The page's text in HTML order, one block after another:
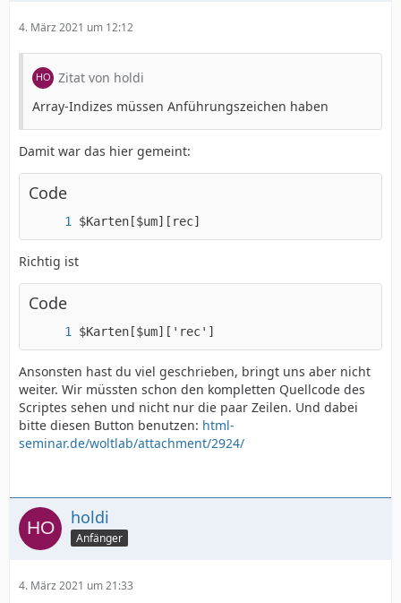
4. März 2021 um 12:12
Zitat von holdi
Array-Indizes müssen Anführungszeichen haben
Damit war das hier gemeint:
Code
$Karten[$um][rec]
Richtig ist
Code
$Karten[$um]['rec']
Ansonsten hast du viel geschrieben, bringt uns aber nicht
weiter. Wir müssten schon den kompletten Quellcode des
Scriptes sehen und nicht nur die paar Zeilen. Und dabei
bitte diesen Button benutzen: html-
seminar.de/woltlab/attachment/2924/
holdi
Anfänger
4. März 2021 um 21:33